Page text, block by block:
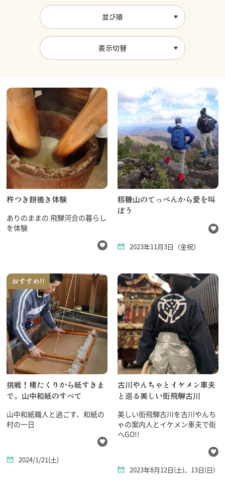
並び順
表示切替
杵つき餅搗き体験
ありのままの 飛騨河合の暮らし
を体験
籾糠山のてっぺんから愛を叫
ぼう
2023年11月3日（金祝）
おすすめ!!
挑戦！楮たくりから紙すきま
で。山中和紙のすべて
山中和紙職人と過ごす、和紙の
村の一日
2024/1/21(土)
古川やんちゃとイケメン車夫
と巡る美しい街飛騨古川
美しい街飛騨古川を古川やんち
ゃの案内人とイケメン車夫で街
へGO!!
2023年8月12日(土)、13日(日)